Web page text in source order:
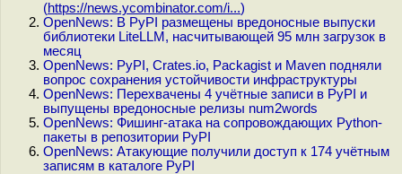
(https://news.ycombinator.com/i...)
OpenNews: В PyPI размещены вредоносные выпуски
библиотеки LiteLLM, насчитывающей 95 млн загрузок в
месяц
OpenNews: PyPI, Сrates.io, Packagist и Maven подняли
вопрос сохранения устойчивости инфраструктуры
OpenNews: Перехвачены 4 учётные записи в PyPI и
выпущены вредоносные релизы num2words
OpenNews: Фишинг-атака на сопровождающих Python-
пакеты в репозитории PyPI
OpenNews: Атакующие получили доступ к 174 учётным
записям в каталоге PyPI